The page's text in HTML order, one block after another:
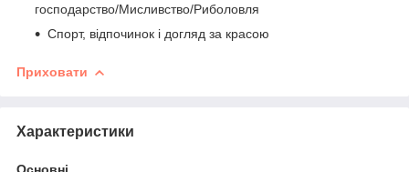
господарство/Мисливство/Риболовля
Спорт, відпочинок і догляд за красою
Приховати
Характеристики
Основні